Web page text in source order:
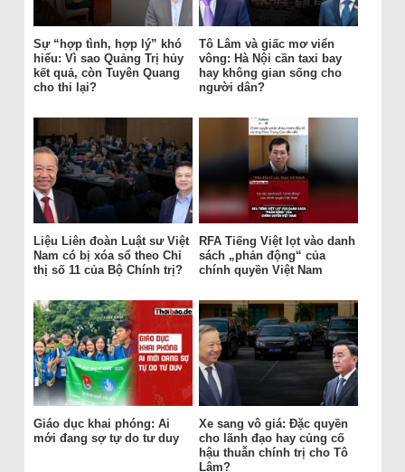
Sự “hợp tình, hợp lý” khó
hiểu: Vì sao Quảng Trị hủy
kết quả, còn Tuyên Quang
cho thi lại?
Tô Lâm và giấc mơ viển
vông: Hà Nội cần taxi bay
hay không gian sống cho
người dân?
Liệu Liên đoàn Luật sư Việt
Nam có bị xóa sổ theo Chỉ
thị số 11 của Bộ Chính trị?
RFA Tiếng Việt lọt vào danh
sách „phản động“ của
chính quyền Việt Nam
Giáo dục khai phóng: Ai
mới đang sợ tự do tư duy
Xe sang vô giá: Đặc quyền
cho lãnh đạo hay củng cố
hậu thuẫn chính trị cho Tô
Lâm?